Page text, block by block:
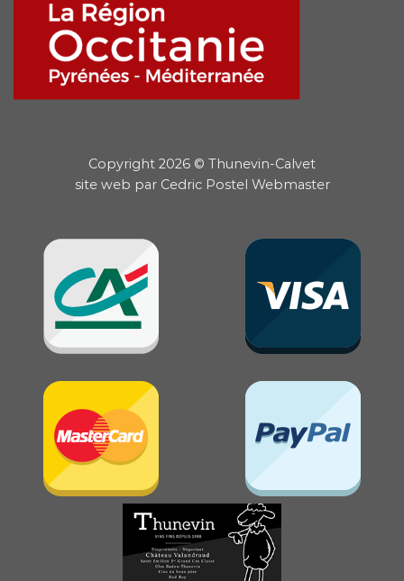
Copyright 2026 © Thunevin-Calvet
site web par Cedric Postel Webmaster